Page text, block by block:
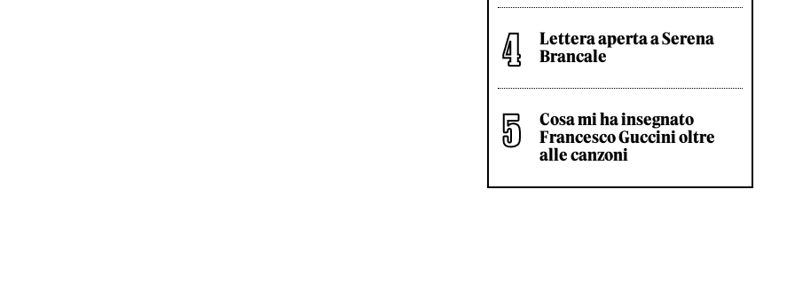
Lettera aperta a Serena
Brancale
Cosa mi ha insegnato
Francesco Guccini oltre
alle canzoni